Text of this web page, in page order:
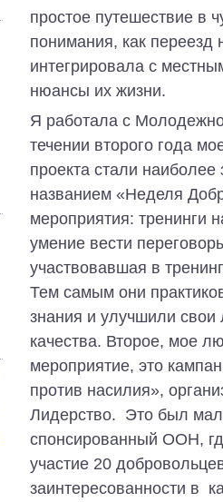
простое путешествие в
понимания, как
интегрировала с
нюансы их жизни.
Я работала с
течении второго года
проекта стали
названием «Неделя
мероприятия: тренинги
умение вести
участвовавшая в
Тем самым они
знания и улучшили свои
качества. Второе, мое
мероприятие, это
против насилия»,
Лидерство. Это был
спонсированный ООН,
участие 20
заинтересованности в